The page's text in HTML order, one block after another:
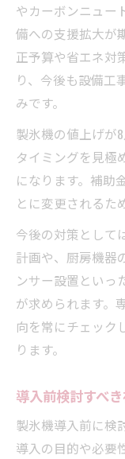
やカーボンニュー
備への支援拡大が
正予算や省エネ対
り、今後も設備工
みです。
製氷機の値上げが
タイミングを見極
になります。補助
とに変更されるた
今後の対策として
計画や、厨房機器
ンサー設置といっ
が求められます。
向を常にチェック
ります。
導入前検討すべ
製氷機導入前に検
導入の目的や必要